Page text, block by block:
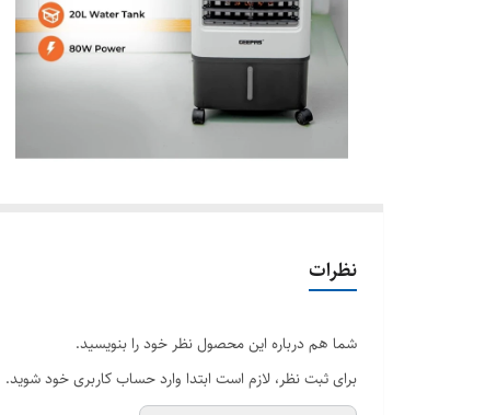
نظرات
شما هم درباره این محصول نظر خود را بنویسید.
برای ثبت نظر، لازم است ابتدا وارد حساب کاربری خود شوید.